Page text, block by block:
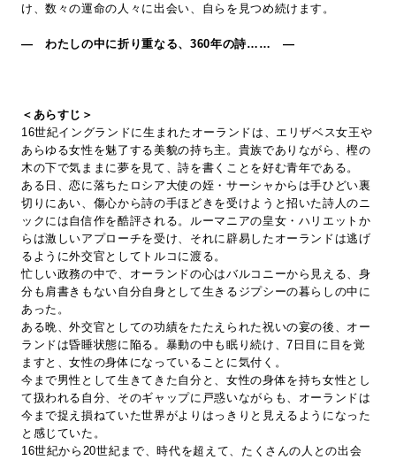
け、数々の運命の人々に出会い、自らを見つめ続けます。
― わたしの中に折り重なる、360年の詩…… ―
＜あらすじ＞
16世紀イングランドに生まれたオーランドは、エリザベス女王や
あらゆる女性を魅了する美貌の持ち主。貴族でありながら、樫の
木の下で気ままに夢を見て、詩を書くことを好む青年である。
ある日、恋に落ちたロシア大使の姪・サーシャからは手ひどい裏
切りにあい、傷心から詩の手ほどきを受けようと招いた詩人のニ
ックには自信作を酷評される。ルーマニアの皇女・ハリエットか
らは激しいアプローチを受け、それに辟易したオーランドは逃げ
るように外交官としてトルコに渡る。
忙しい政務の中で、オーランドの心はバルコニーから見える、身
分も肩書きもない自分自身として生きるジプシーの暮らしの中に
あった。
ある晩、外交官としての功績をたたえられた祝いの宴の後、オー
ランドは昏睡状態に陥る。暴動の中も眠り続け、7日目に目を覚
ますと、女性の身体になっていることに気付く。
今まで男性として生きてきた自分と、女性の身体を持ち女性とし
て扱われる自分、そのギャップに戸惑いながらも、オーランドは
今まで捉え損ねていた世界がよりはっきりと見えるようになった
と感じていた。
16世紀から20世紀まで、時代を超えて、たくさんの人との出会